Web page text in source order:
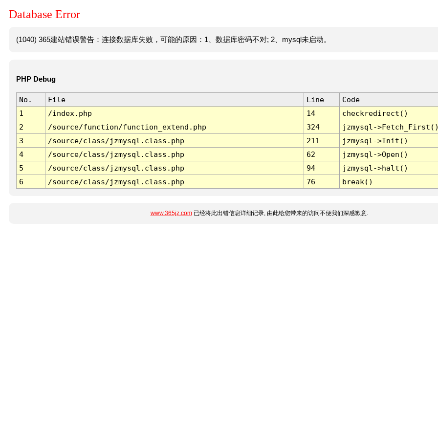
Database Error
(1040) 365建站错误警告：连接数据库失败，可能的原因：1、数据库密码不对; 2、mysql未启动。
PHP Debug
No. File Line
Code
1
/index.php 14
checkredirect()
2
/source/function/function_extend.php 324
jzmysql-
3
/source/class/jzmysql.class.php 211
jzmysql->Init()
4
/source/class/jzmysql.class.php 62
jzmysql->Open()
5
/source/class/jzmysql.class.php 94
jzmysql->halt()
6
/source/class/jzmysql.class.php 76 break()
www.365jz.com已经将此出错信息详细记录, 由此给您带来的访问不便我们深感歉意.